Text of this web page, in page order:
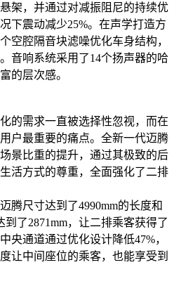
架，并通过对减振阻尼的持续优
下震动减少25%。在声学打造方
空腔隔音块滤噪优化车身结构，
音响系统采用了14个扬声器的哈
的层次感。
的需求一直被选择性忽视，而在
户最重要的痛点。全新一代迈腾
景比重的提升，通过其极致的后
活方式的尊重，全面强化了二排
腾尺寸达到了4990mm的长度和
到了2871mm，让二排乘客获得了
央通道通过优化设计降低47%，
让中间座位的乘客，也能享受到